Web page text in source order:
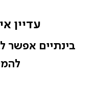
עדיין
בינתיים אפשר